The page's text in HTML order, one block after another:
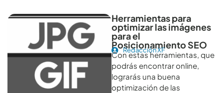
Herramientas para
optimizar las imágenes
para el
Posicionamiento SEO
Redacción XF
Con estas herramientas, que
podrás encontrar online,
lograrás una buena
optimización de las